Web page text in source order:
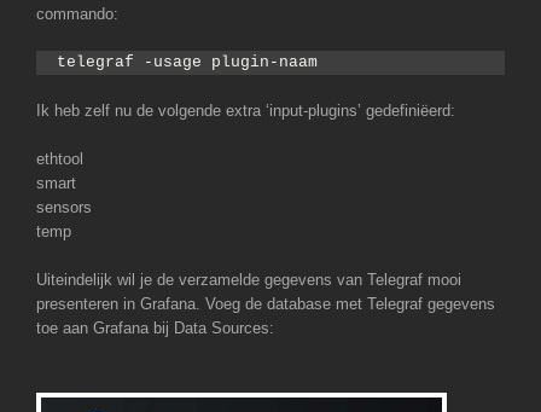
commando:
telegraf -usage plugin-naam
Ik heb zelf nu de volgende extra ‘input-plugins’ gedefiniëerd:
ethtool
smart
sensors
temp
Uiteindelijk wil je de verzamelde gegevens van Telegraf mooi
presenteren in Grafana. Voeg de database met Telegraf gegevens
toe aan Grafana bij Data Sources: